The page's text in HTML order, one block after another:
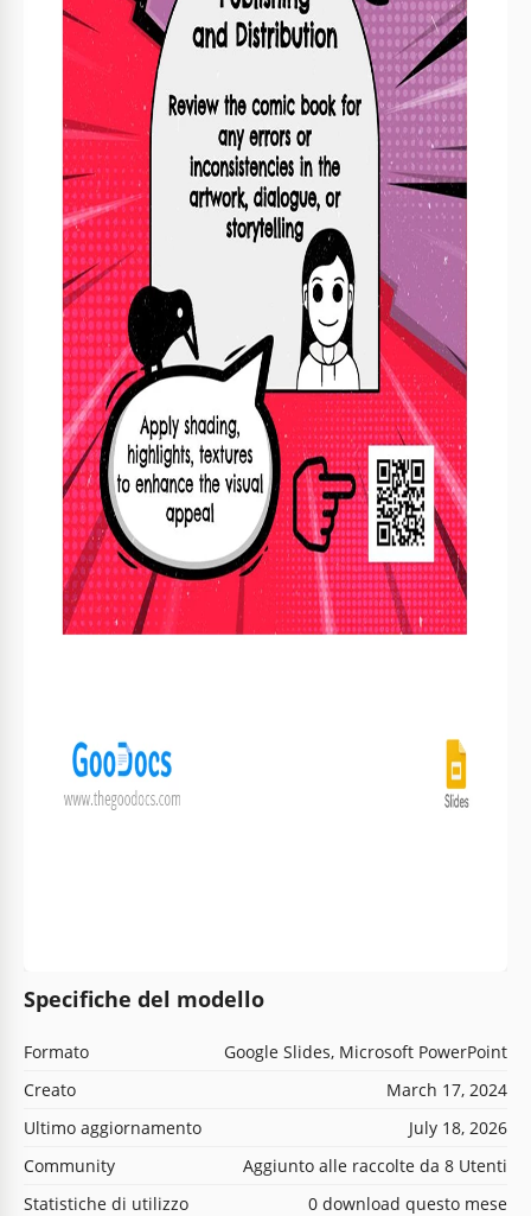
Specifiche del modello
Formato
Google Slides, Microsoft PowerPoint
Creato
March 17, 2024
Ultimo aggiornamento
July 18, 2026
Community
Aggiunto alle raccolte da 8 Utenti
Statistiche di utilizzo
0 download questo mese